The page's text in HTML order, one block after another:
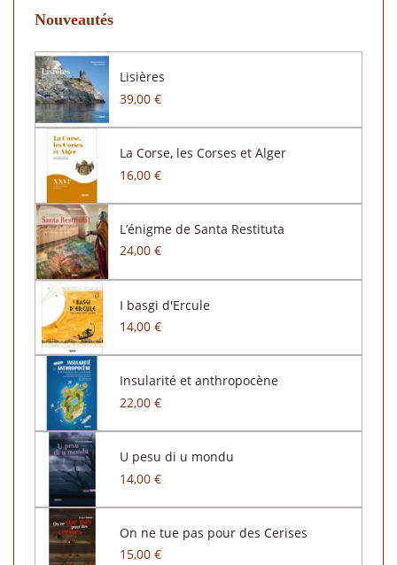
Nouveautés
Lisières
39,00 €
La Corse, les Corses et Alger
16,00 €
L’énigme de Santa Restituta
24,00 €
I basgi d'Ercule
14,00 €
Insularité et anthropocène
22,00 €
U pesu di u mondu
14,00 €
On ne tue pas pour des Cerises
15,00 €